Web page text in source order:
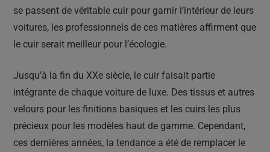
se passent de véritable cuir pour garnir l’intérieur de leurs
voitures, les professionnels de ces matières affirment que
le cuir serait meilleur pour l’écologie.
Jusqu’à la fin du XXe siècle, le cuir faisait partie
intégrante de chaque voiture de luxe. Des tissus et autres
velours pour les finitions basiques et les cuirs les plus
précieux pour les modèles haut de gamme. Cependant,
ces dernières années, la tendance a été de remplacer le